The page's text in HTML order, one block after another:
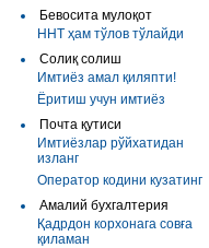
Бевосита мулоқот
ННТ ҳам тўлов тўлайди
Солиқ солиш
Имтиёз амал қиляпти!
Ёритиш учун имтиёз
Почта қутиси
Имтиёзлар рўйхатидан
изланг
Оператор кодини кузатинг
Амалий бухгалтерия
Қадрдон корхонага совға
қиламан